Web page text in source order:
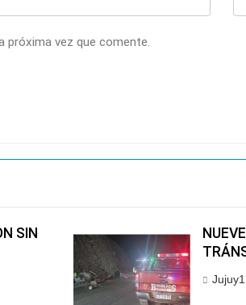
próxima vez que comente.
SIN
Jujuy1